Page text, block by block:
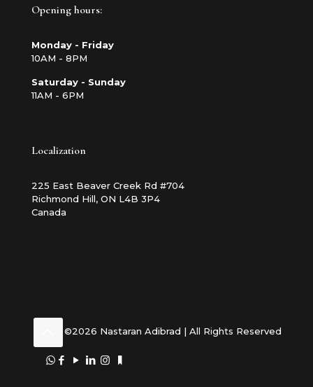
Opening hours:
Monday - Friday
10AM - 8PM
Saturday - Sunday
11AM - 6PM
Localization
225 East Beaver Creek Rd #704
Richmond Hill, ON L4B 3P4
Canada
©2026 Nastaran Adibrad | All Rights Reserved